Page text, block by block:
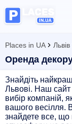
Places in UA Львів
Оренда
Знайдіть
Львові. Наш
вибір компаній,
вашого весілля.
знайдете все, що